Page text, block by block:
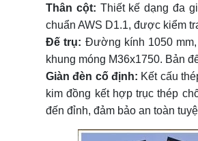
Thân cột: Thiết kế dạng đa
chuẩn AWS D1.1, được kiểm
Đế trụ: Đường kính 1050
khung móng M36x1750. Bản
Giàn đèn cố định: Kết cấu
kim đồng kết hợp trục thép
đến đỉnh, đảm bảo an toàn